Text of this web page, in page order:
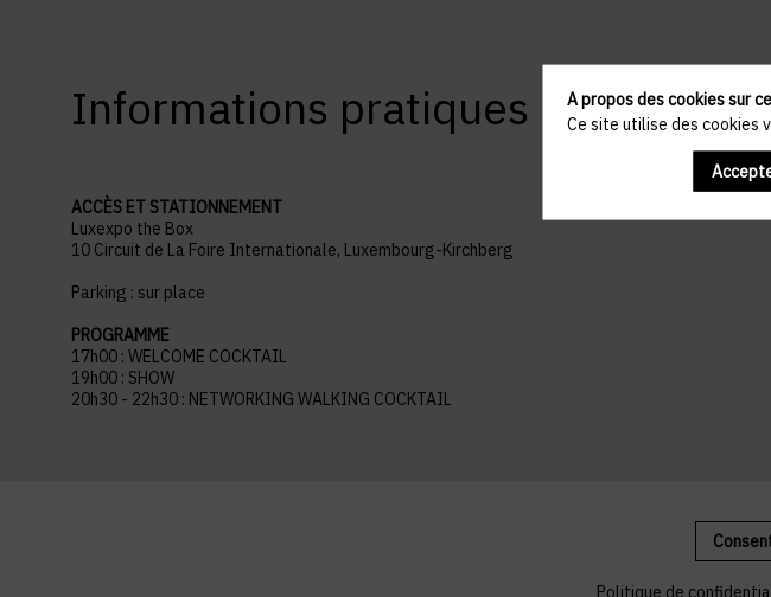
Informations pratiques
ACCÈS ET STATIONNEMENT
Luxexpo the Box
10 Circuit de La Foire Internationale, Luxembourg-Kirchberg
Parking : sur place
PROGRAMME
17h00 : WELCOME COCKTAIL
19h00 : SHOW
20h30 - 22h30 : NETWORKING WALKING COCKTAIL
Politique de
A propos des cookies sur
Ce site utilise des cookies